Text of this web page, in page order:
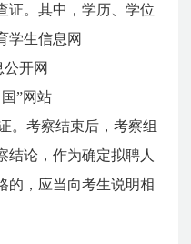
证。其中，学历、学位
学生信息网
公开网
国”网站
。考察结束后，考察组
结论，作为确定拟聘人
的，应当向考生说明相